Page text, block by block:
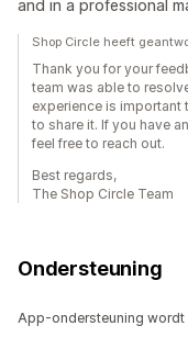
and in a professional
Shop Circle heeft
Thank you for your
team was able to
experience is important
to share it. If you have
feel free to reach out.
Best regards,
The Shop Circle Team
Ondersteuning
App-ondersteuning wordt